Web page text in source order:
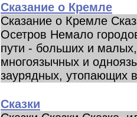
Сказание о Кремле
Сказание о Кремле
Осетров Немало
пути - больших и
многоязычных и
заурядных, утопающих
Сказки